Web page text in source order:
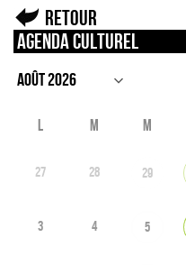
Retour
Agenda culturel
L M M
27 28 29
3 4 5